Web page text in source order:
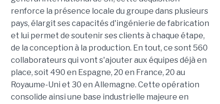
renforce la présence locale du groupe dans plusieurs
pays, élargit ses capacités d'ingénierie de fabrication
et lui permet de soutenir ses clients à chaque étape,
de la conception à la production. En tout, ce sont 560
collaborateurs qui vont s'ajouter aux équipes déjà en
place, soit 490 en Espagne, 20 en France, 20 au
Royaume-Uni et 30 en Allemagne. Cette opération
consolide ainsi une base industrielle majeure en